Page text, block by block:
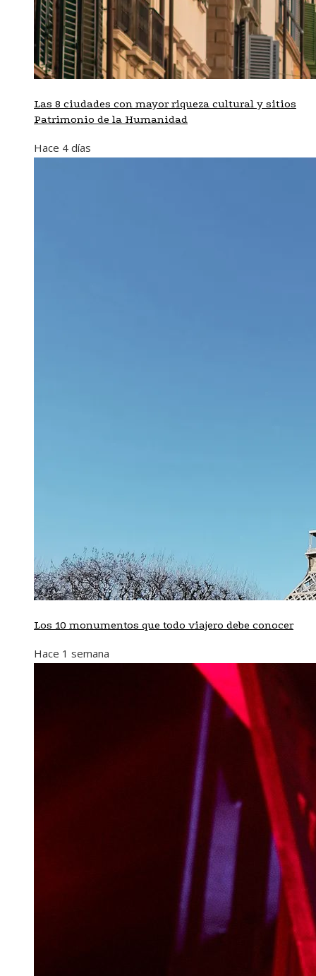
Las 8 ciudades con mayor riqueza cultural y sitios
Patrimonio de la Humanidad
Hace 4 días
Los 10 monumentos que todo viajero debe conocer
Hace 1 semana